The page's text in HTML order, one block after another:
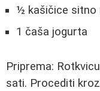
½ kašičice sitno
1 čaša jogurta
Priprema:
sati. Procediti